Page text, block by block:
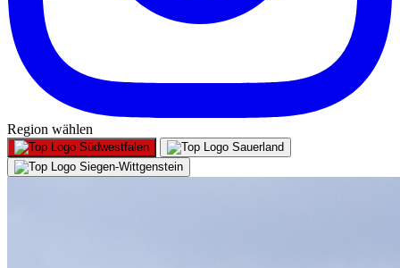
Region wählen
Südwestfalen
Sauerland
Siegen-Wittgenstein